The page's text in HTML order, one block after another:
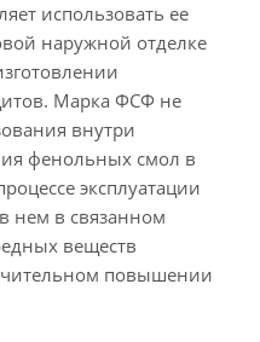
использовать ее
наружной отделке
Марка ФСФ не
внутри
фенольных смол в
эксплуатации
нем в связанном
веществ
повышении